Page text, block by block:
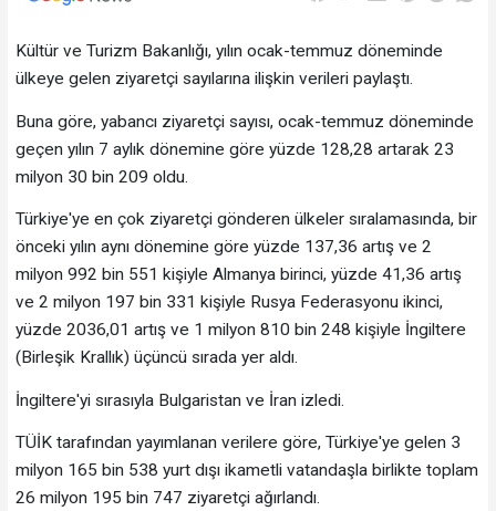
Kültür ve Turizm Bakanlığı, yılın ocak-temmuz döneminde
ülkeye gelen ziyaretçi sayılarına ilişkin verileri paylaştı.
Buna göre, yabancı ziyaretçi sayısı, ocak-temmuz döneminde
geçen yılın 7 aylık dönemine göre yüzde 128,28 artarak 23
milyon 30 bin 209 oldu.
Türkiye'ye en çok ziyaretçi gönderen ülkeler sıralamasında, bir
önceki yılın aynı dönemine göre yüzde 137,36 artış ve 2
milyon 992 bin 551 kişiyle Almanya birinci, yüzde 41,36 artış
ve 2 milyon 197 bin 331 kişiyle Rusya Federasyonu ikinci,
yüzde 2036,01 artış ve 1 milyon 810 bin 248 kişiyle İngiltere
(Birleşik Krallık) üçüncü sırada yer aldı.
İngiltere'yi sırasıyla Bulgaristan ve İran izledi.
TÜİK tarafından yayımlanan verilere göre, Türkiye'ye gelen 3
milyon 165 bin 538 yurt dışı ikametli vatandaşla birlikte toplam
26 milyon 195 bin 747 ziyaretçi ağırlandı.